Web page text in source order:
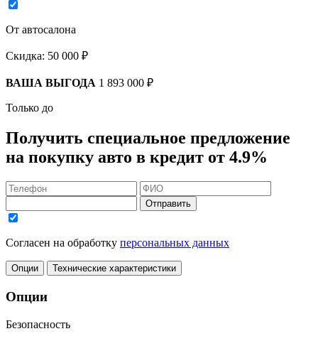
От автосалона
Скидка: 50 000 ₽
ВАША ВЫГОДА 1 893 000 ₽
Только до
Получить специальное предложение
на покупку авто в кредит от 4.9%
Отправить
Согласен на обработку персональных данных
Опции Технические характеристики
Опции
Безопасность